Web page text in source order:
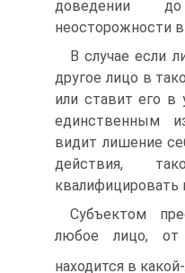
доведении
неосторожности
В случае если
другое лицо в
или ставит его в
единственным
видит лишение
действия,
квалифицировать
Субъектом
любое лицо, от
находится в